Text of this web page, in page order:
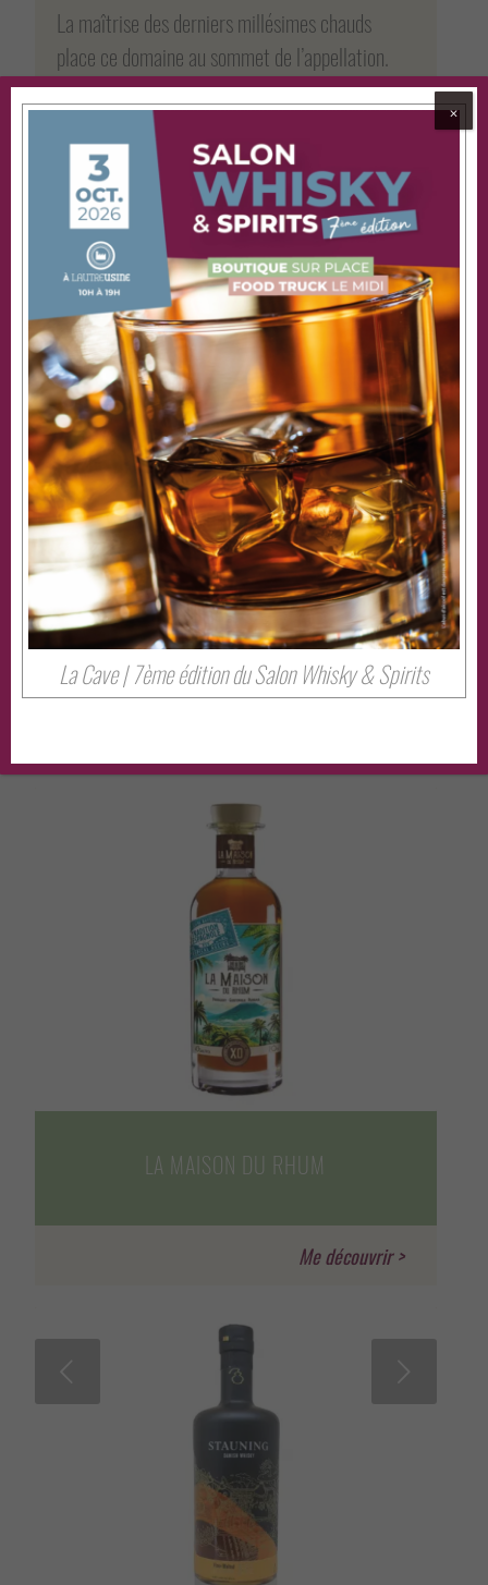
La maîtrise des derniers millésimes chauds
place ce domaine au sommet de l’appellation.
Nez :Fruité sur des notes de torréfaction, de
pruneaux, de cassis, légèrement épicé.
Bouche :L’attaque en bouche est élégante,
profonde, riche, avec un fruité remarquable et
une fin de bouche fine et longue.
Accords:Gibiers en sauce, magret de canard,
cassoulet, gigot agneau confit, parmentier de
canard
Partager cet évenement
LA MAISON DU RHUM
Suivant
La Cave | 7ème édition du Salon Whisky & Spirits
⨉